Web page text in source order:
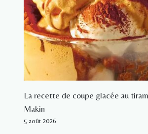
La recette de coupe glacée au
Makin
5 août 2026